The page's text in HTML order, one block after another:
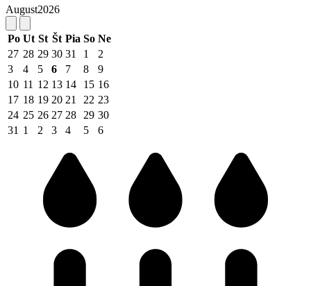
August2026
Po Ut St Št Pia So Ne
27 28 29 30 31 1
2
3
4 5 6 7 8
9
10 11 12 13 14 15 16
17 18 19 20 21 22 23
24 25 26 27 28 29 30
31 1 2 3 4 5 6